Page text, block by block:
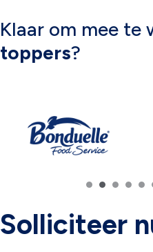
Klaar om mee te
toppers?
Solliciteer